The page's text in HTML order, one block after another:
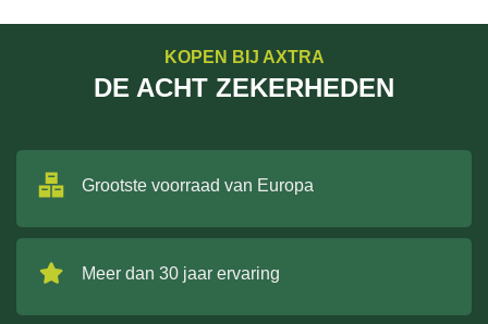
KOPEN BIJ AXTRA
DE ACHT ZEKERHEDEN
Grootste voorraad van Europa
Meer dan 30 jaar ervaring